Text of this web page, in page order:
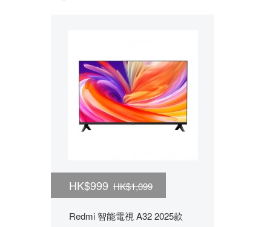
HK$999 HK$1,099
Redmi 智能電視 A32 2025款